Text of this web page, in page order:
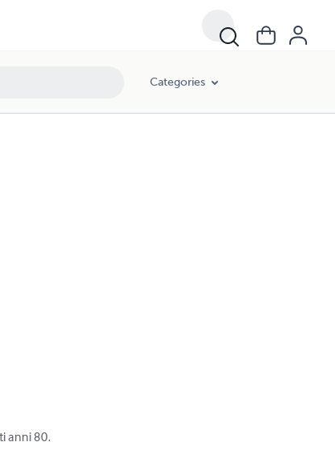
Categories
anni 80.